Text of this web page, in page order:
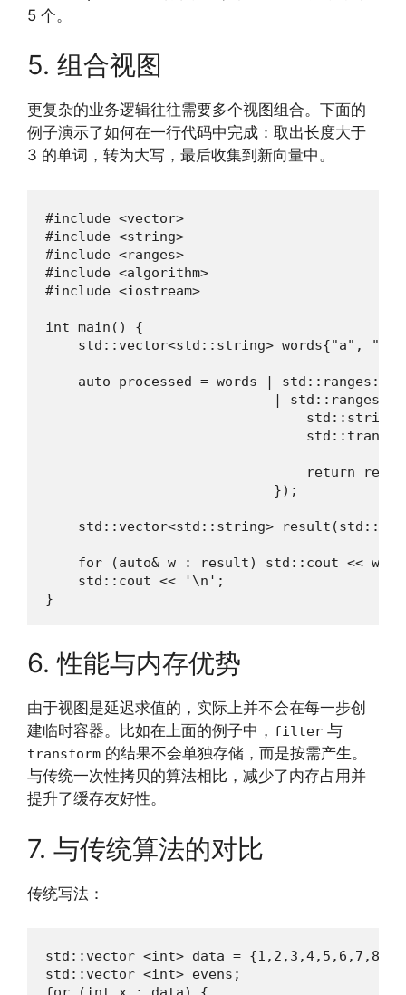
5 个。
5. 组合视图
更复杂的业务逻辑往往需要多个视图组合。下面的
例子演示了如何在一行代码中完成：取出长度大于
3 的单词，转为大写，最后收集到新向量中。
#include <vector>
#include <string>
#include <ranges>
#include <algorithm>
#include <iostream>
int main() {
std::vector<std::string> words{"a",
auto processed = words |
|
std::string
                                return res;
                            });
std::vector<std::string>
for (auto& w : result) std::cout << w
    std::cout << '\n';
}
6. 性能与内存优势
由于视图是延迟求值的，实际上并不会在每一步创
建临时容器。比如在上面的例子中， filter 与
transform 的结果不会单独存储，而是按需产生。
与传统一次性拷贝的算法相比，减少了内存占用并
提升了缓存友好性。
7. 与传统算法的对比
传统写法：
std::vector <int> data =
std::vector <int> evens;